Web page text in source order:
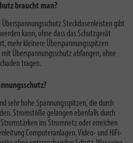
braucht man?
Überspannungsschutz Steckdosenleisten gibt
kann, ohne dass das Schutzgerät
mehr kleinere Überspannungsspitzen
Überspannungsschutz abfangen, ohne
tragen.
sehr hohe Spannungsspitzen, die durch
Stromstöße gelangen ebenfalls durch
ins Stromnetz oder erreichen
Computeranlagen, Video- und HiFi-